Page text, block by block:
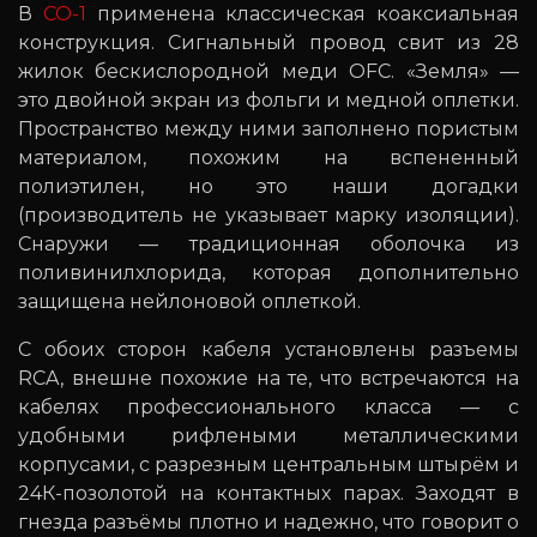
В CO-1
применена классическая коаксиальная
конструкция. Сигнальный провод свит из 28
жилок бескислородной меди OFC. «Земля» —
это двойной экран из фольги и медной оплетки.
Пространство между ними заполнено пористым
материалом, похожим на вспененный
полиэтилен, но это наши догадки
(производитель не указывает марку изоляции).
Снаружи — традиционная оболочка из
поливинилхлорида, которая дополнительно
защищена нейлоновой оплеткой.
С обоих сторон кабеля установлены разъемы
RCA, внешне похожие на те, что встречаются на
кабелях профессионального класса — с
удобными рифлеными металлическими
корпусами, с разрезным центральным штырём и
24К-позолотой на контактных парах. Заходят в
гнезда разъёмы плотно и надежно, что говорит о